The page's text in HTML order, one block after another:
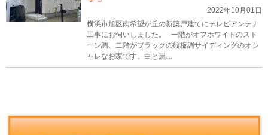
2022年10月01日
横浜市旭区南希望が丘の新築戸建てにテレビアンテナ
工事にお伺いしました。 一階がオフホワイトのスト
ーン調、二階がブラックの縦板調サイディングのオシ
ャレなお家です。白と黒…